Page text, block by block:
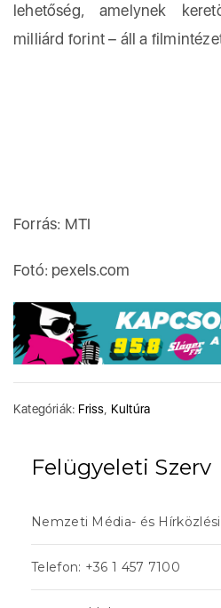
lehetőség, amelynek
milliárd forint – áll a
Forrás: MTI
Fotó: pexels.com
Kategóriák: Friss Kultúra
Felügyeleti Szerv
Nemzeti Média- és
Telefon: +36 1 457 7100